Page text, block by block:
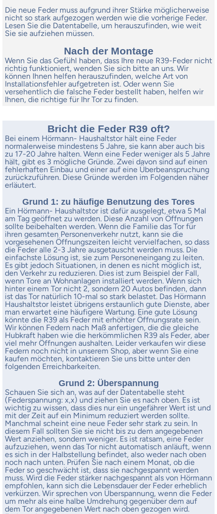
Die neue Feder muss aufgrund ihrer Stärke möglicherweise
nicht so stark aufgezogen werden wie die vorherige Feder.
Lesen Sie die Datentabelle, um herauszufinden, wie weit
Sie sie aufziehen müssen.
Nach der Montage
Wenn Sie das Gefühl haben, dass Ihre neue R39-Feder nicht
richtig funktioniert, wenden Sie sich bitte an uns. Wir
können Ihnen helfen herauszufinden, welche Art von
Installationsfehler aufgetreten ist. Oder wenn Sie
versehentlich die falsche Feder bestellt haben, helfen wir
Ihnen, die richtige für Ihr Tor zu finden.
Bricht die Feder R39 oft?
Bei einem Hörmann- Haushaltstor hält eine Feder
normalerweise mindestens 5 Jahre, sie kann aber auch bis
zu 17-20 Jahre halten. Wenn eine Feder weniger als 5 Jahre
hält, gibt es 3 mögliche Gründe. Zwei davon sind auf einen
fehlerhaften Einbau und einer auf eine Überbeanspruchung
zurückzuführen. Diese Gründe werden im Folgenden näher
erläutert.
Grund 1: zu häufige Benutzung des Tores
Ein Hörmann- Haushaltstor ist dafür ausgelegt, etwa 5 Mal
am Tag geöffnet zu werden. Diese Anzahl von Öffnungen
sollte beibehalten werden. Wenn die Familie das Tor für
ihren gesamten Personenverkehr nutzt, kann sie die
vorgesehenen Öffnungszeiten leicht vervielfachen, so dass
die Feder alle 2-3 Jahre ausgetauscht werden muss. Die
einfachste Lösung ist, sie zum Personeneingang zu leiten.
Es gibt jedoch Situationen, in denen es nicht möglich ist,
den Verkehr zu reduzieren. Dies ist zum Beispiel der Fall,
wenn Tore an Wohnanlagen installiert werden. Wenn sich
hinter einem Tor nicht 2, sondern 20 Autos befinden, dann
ist das Tor natürlich 10-mal so stark belastet. Das Hörmann
Haushaltstor leistet übrigens erstaunlich gute Dienste, aber
man erwartet eine häufigere Wartung. Eine gute Lösung
könnte die R39 als Feder mit erhöhter Öffnungsrate sein.
Wir können Federn nach Maß anfertigen, die die gleiche
Hubkraft haben wie die herkömmlichen R39 als Feder, aber
viel mehr Öffnungen aushalten. Leider verkaufen wir diese
Federn noch nicht in unserem Shop, aber wenn Sie eine
kaufen möchten, kontaktieren Sie uns bitte unter den
folgenden Erreichbarkeiten.
Grund 2: Überspannung
Schauen Sie sich an, was auf der Datentabelle steht
(Federspannung: x,x) und ziehen Sie es nach oben. Es ist
wichtig zu wissen, dass dies nur ein ungefährer Wert ist und
mit der Zeit auf ein Minimum reduziert werden sollte.
Manchmal scheint eine neue Feder sehr stark zu sein. In
diesem Fall sollten Sie sie nicht bis zu dem angegebenen
Wert anziehen, sondern weniger. Es ist ratsam, eine Feder
aufzuziehen, wenn das Tor nicht automatisch anläuft, wenn
es sich in der Halbstellung befindet, also weder nach oben
noch nach unten. Prüfen Sie nach einem Monat, ob die
Feder so geschwächt ist, dass sie nachgespannt werden
muss. Wird die Feder stärker nachgespannt als von Hörmann
empfohlen, kann sich die Lebensdauer der Feder erheblich
verkürzen. Wir sprechen von Überspannung, wenn die Feder
um mehr als eine halbe Umdrehung gegenüber dem auf
dem Tor angegebenen Wert nach oben gezogen wird.